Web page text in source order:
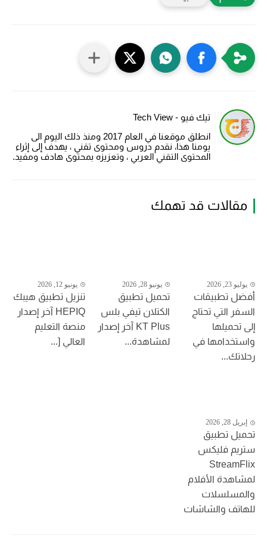
تيك فيو - Tech View
انطلق موقعنا في العام 2017 ومنذ ذلك اليوم الى
يومنا هذا، نقدم دروس ومحتوى تقني ، يهدف إلى إثراء
المحتوى التقني العربي ، وتعزيزه بمحتوى هادف ومفيد.
مقالات قد تهمك
يوليو 23, 2026
أفضل تطبيقات
السفر التي تحتاج
إلى تحميلها
واستخدامها في
رحلاتك...
يونيو 28, 2026
تحميل تطبيق
الكتلان تيفي بلس
KT Plus آخر إصدار
لمشاهدة...
يونيو 12, 2026
تنزيل تطبيق هيبك
HEPIQ آخر إصدار
منصة التعليم
العالي [...
إبريل 28, 2026
تحميل تطبيق
ستريم فليكس
StreamFlix
لمشاهدة الأفلام
والمسلسلات
للهاتف والشاشات